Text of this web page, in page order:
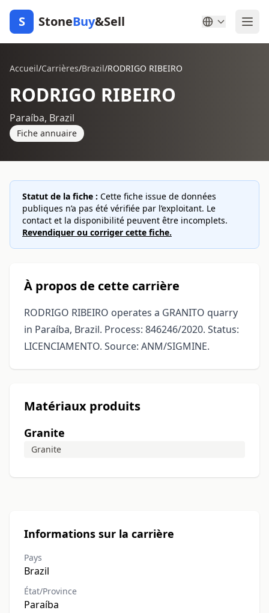
S StoneBuy&Sell
Accueil/Carrières/Brazil/RODRIGO RIBEIRO
RODRIGO RIBEIRO
Paraíba, Brazil
Fiche annuaire
Statut de la fiche : Cette fiche issue de données
publiques n’a pas été vérifiée par l’exploitant. Le
contact et la disponibilité peuvent être incomplets.
Revendiquer ou corriger cette fiche.
À propos de cette carrière
RODRIGO RIBEIRO operates a GRANITO quarry
in Paraíba, Brazil. Process: 846246/2020. Status:
LICENCIAMENTO. Source: ANM/SIGMINE.
Matériaux produits
Granite
Granite
Informations sur la carrière
Pays
Brazil
État/Province
Paraíba